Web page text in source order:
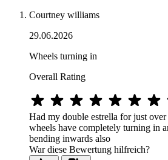
Courtney williams
29.06.2026
Wheels turning in
Overall Rating
Had my double estrella for just over
wheels have completely turning in
bending inwards also
War diese Bewertung hilfreich?